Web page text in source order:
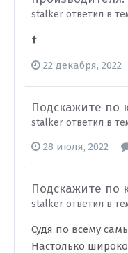
stalker ответил в
⬆️
22 декабря, 2022
Подскажите по
stalker ответил в
28 июля, 2022
Подскажите по
stalker ответил в
Судя по всему
Настолько